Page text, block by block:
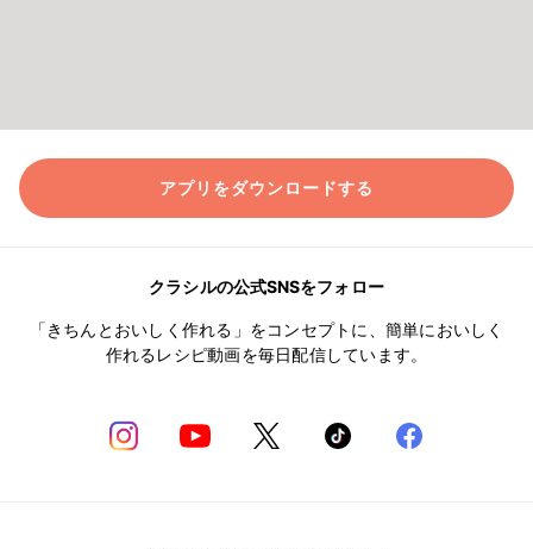
アプリをダウンロードする
クラシルの公式SNSをフォロー
「きちんとおいしく作れる」をコンセプトに、簡単においしく
作れるレシピ動画を毎日配信しています。